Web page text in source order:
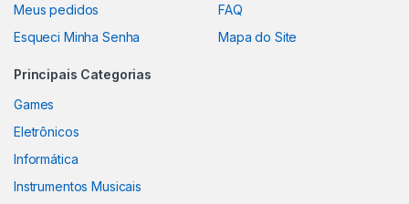
Meus pedidos
Esqueci Minha Senha
FAQ
Mapa do Site
Principais Categorias
Games
Eletrônicos
Informática
Instrumentos Musicais